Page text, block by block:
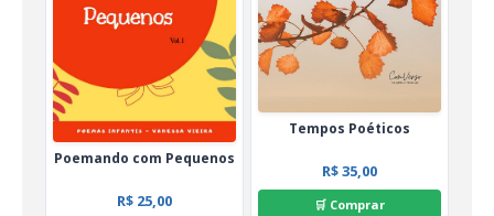
Poemando com Pequenos
R$ 25,00
Tempos Poéticos
R$ 35,00
🛒 Comprar